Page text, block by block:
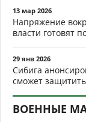
13 мар 2026
Напряжение
власти готовят
29 янв 2026
Сибига
сможет
ВОЕННЫЕ